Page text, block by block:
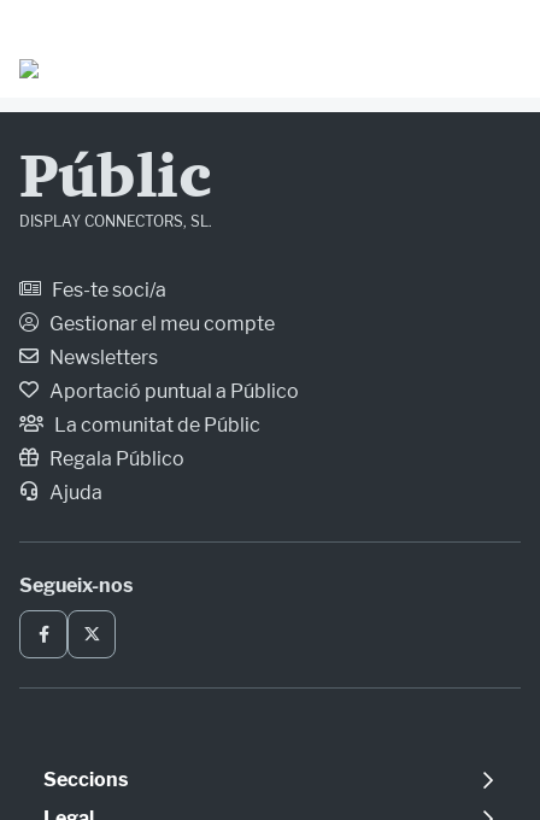
Públic
DISPLAY CONNECTORS, SL.
Fes-te soci/a
Gestionar el meu compte
Newsletters
Aportació puntual a Público
La comunitat de Públic
Regala Público
Ajuda
Segueix-nos
Seccions